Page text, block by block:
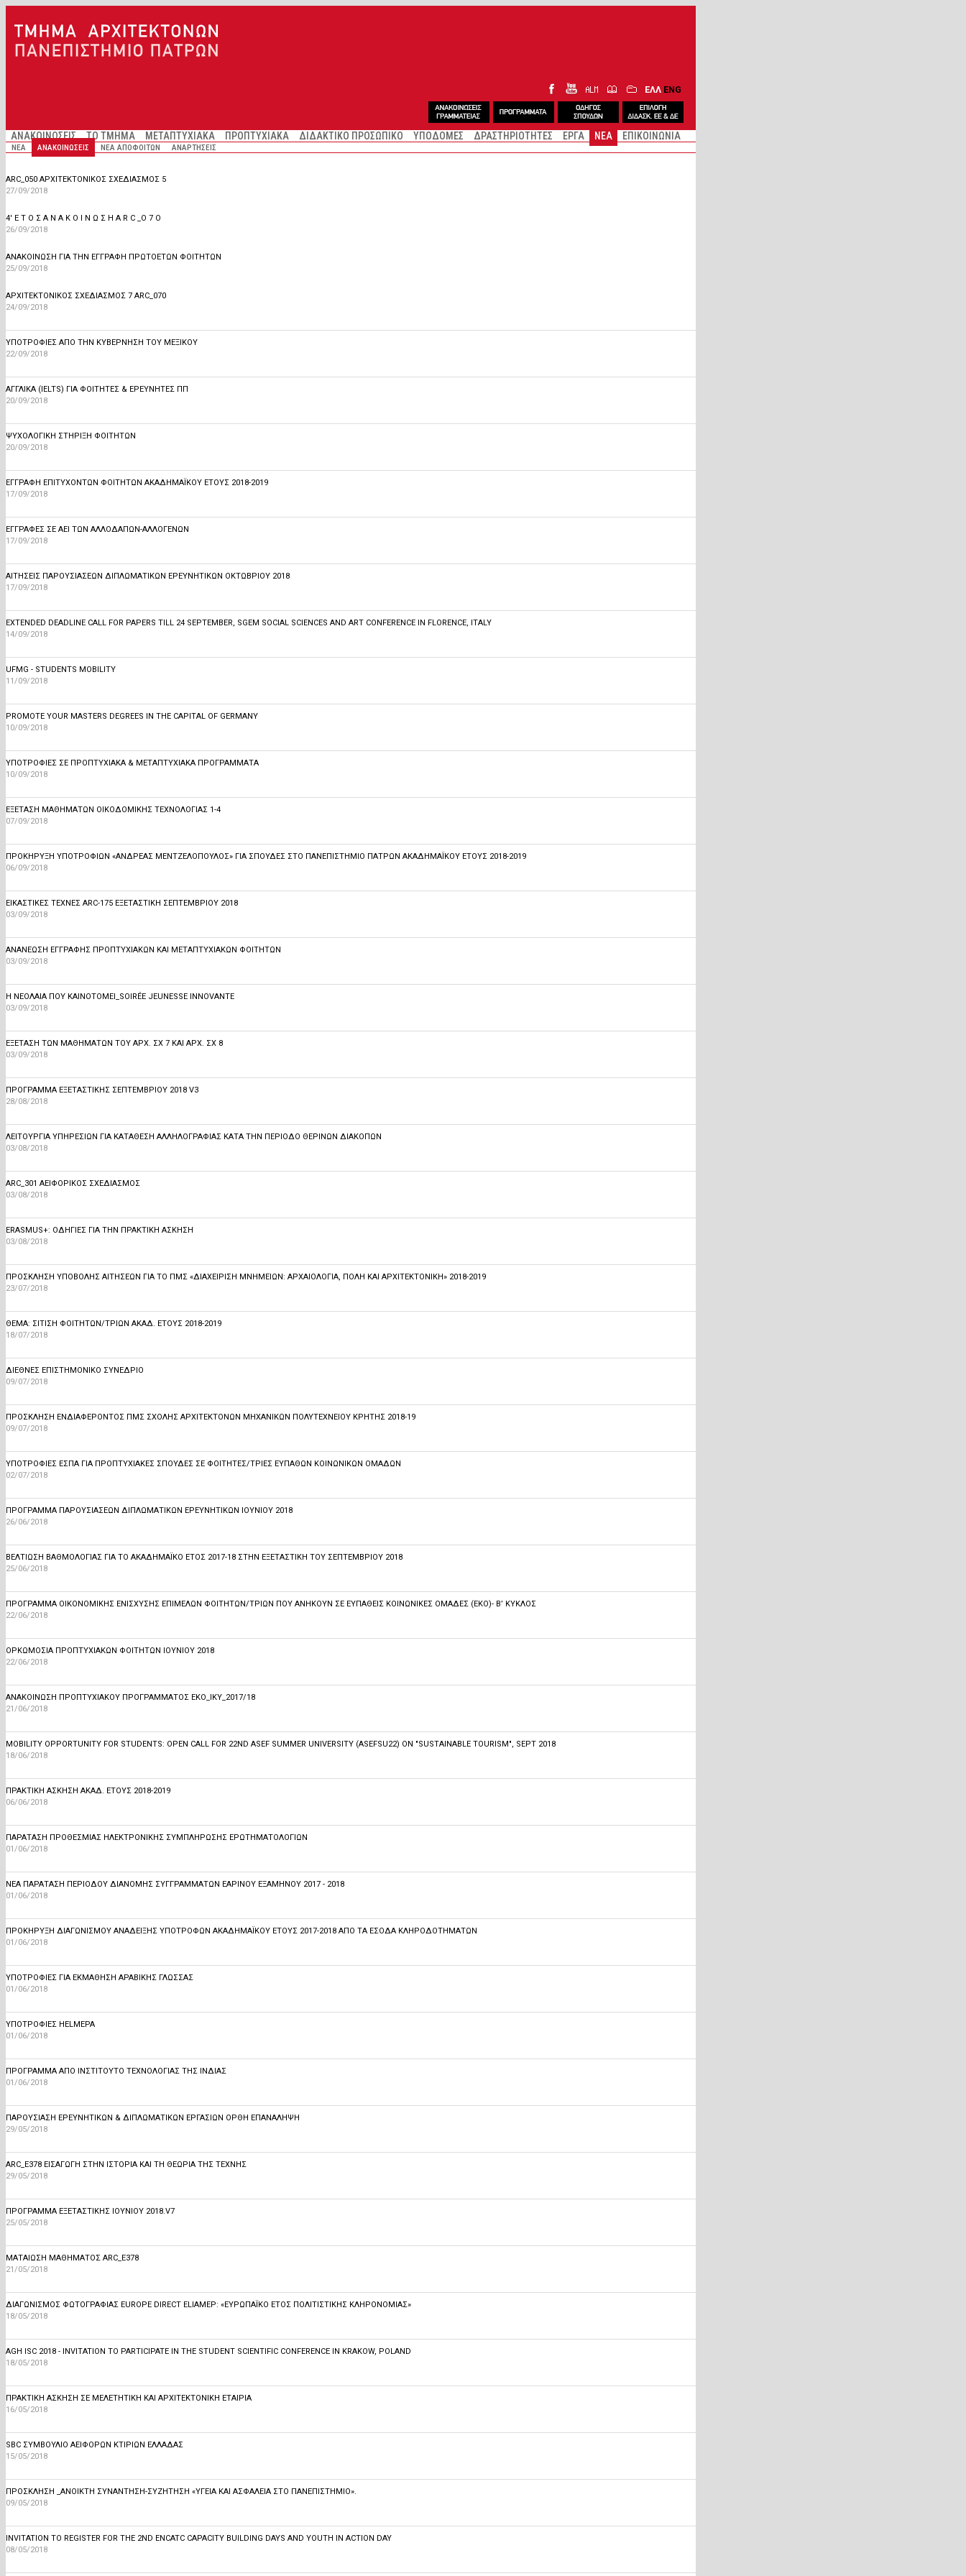
ΕΛΛ ENG
ΑΝΑΚΟΙΝΩΣΕΙΣ ΤΟ ΤΜΗΜΑ ΜΕΤΑΠΤΥΧΙΑΚΑ ΠΡΟΠΤΥΧΙΑΚΑ ΔΙΔΑΚΤΙΚΟ ΠΡΟΣΩΠΙΚΟ ΥΠΟΔΟΜΕΣ ΔΡΑΣΤΗΡΙΟΤΗΤΕΣ ΕΡΓΑ ΝΕΑ ΕΠΙΚΟΙΝΩΝΙΑ
ΝΕΑ ΑΝΑΚΟΙΝΩΣΕΙΣ ΝΕΑ ΑΠΟΦΟΙΤΩΝ ΑΝΑΡΤΗΣΕΙΣ
ARC_050 ΑΡΧΙΤΕΚΤΟΝΙΚΌΣ ΣΧΕΔΙΑΣΜΌΣ 5
27/09/2018
4' Ε Τ Ο Σ Α Ν Α Κ Ο Ι Ν Ω Σ Η A R C _Ο 7 Ο
26/09/2018
ΑΝΑΚΟΙΝΩΣΗ ΓΙΑ ΤΗΝ ΕΓΓΡΑΦΗ ΠΡΩΤΟΕΤΩΝ ΦΟΙΤΗΤΩΝ
25/09/2018
ΑΡΧΙΤΕΚΤΟΝΙΚΟΣ ΣΧΕΔΙΑΣΜΟΣ 7 ARC_070
24/09/2018
ΥΠΟΤΡΟΦΙΕΣ ΑΠΟ ΤΗΝ ΚΥΒΕΡΝΗΣΗ ΤΟΥ ΜΕΞΙΚΟΥ
22/09/2018
ΑΓΓΛΙΚΆ (IELTS) ΓΙΑ ΦΟΙΤΗΤΈΣ & ΕΡΕΥΝΗΤΈΣ ΠΠ
20/09/2018
ΨΥΧΟΛΟΓΙΚΗ ΣΤΗΡΙΞΗ ΦΟΙΤΗΤΩΝ
20/09/2018
ΕΓΓΡΑΦΗ ΕΠΙΤΥΧΟΝΤΩΝ ΦΟΙΤΗΤΩΝ ΑΚΑΔΗΜΑΪΚΟΥ ΕΤΟΥΣ 2018-2019
17/09/2018
ΕΓΓΡΑΦΈΣ ΣΕ ΑΕΙ ΤΩΝ ΑΛΛΟΔΑΠΏΝ-ΑΛΛΟΓΕΝΏΝ
17/09/2018
ΑΙΤΗΣΕΙΣ ΠΑΡΟΥΣΙΑΣΕΩΝ ΔΙΠΛΩΜΑΤΙΚΩΝ ΕΡΕΥΝΗΤΙΚΩΝ ΟΚΤΩΒΡΙΟΥ 2018
17/09/2018
EXTENDED DEADLINE CALL FOR PAPERS TILL 24 SEPTEMBER, SGEM SOCIAL SCIENCES AND ART CONFERENCE IN FLORENCE, ITALY
14/09/2018
UFMG - STUDENTS MOBILITY
11/09/2018
PROMOTE YOUR MASTERS DEGREES IN THE CAPITAL OF GERMANY
10/09/2018
ΥΠΟΤΡΟΦΊΕΣ ΣΕ ΠΡΟΠΤΥΧΙΑΚΆ & ΜΕΤΑΠΤΥΧΙΑΚΆ ΠΡΟΓΡΆΜΜΑΤΑ
10/09/2018
ΕΞΕΤΑΣΗ ΜΑΘΗΜΑΤΩΝ ΟΙΚΟΔΟΜΙΚΗΣ ΤΕΧΝΟΛΟΓΙΑΣ 1-4
07/09/2018
ΠΡΟΚΗΡΥΞΗ ΥΠΟΤΡΟΦΙΩΝ «ΑΝΔΡΕΑΣ ΜΕΝΤΖΕΛΟΠΟΥΛΟΣ» ΓΙΑ ΣΠΟΥΔΈΣ ΣΤΟ ΠΑΝΕΠΙΣΤΉΜΙΟ ΠΑΤΡΏΝ ΑΚΑΔΗΜΑΪΚΟΎ ΈΤΟΥΣ 2018-2019
06/09/2018
ΕΙΚΑΣΤΙΚΕΣ ΤΕΧΝΕΣ ARC-175 ΕΞΕΤΑΣΤΙΚΗ ΣΕΠΤΕΜΒΡΙΟΥ 2018
03/09/2018
ΑΝΑΝΕΩΣΗ ΕΓΓΡΑΦΗΣ ΠΡΟΠΤΥΧΙΑΚΩΝ ΚΑΙ ΜΕΤΑΠΤΥΧΙΑΚΩΝ ΦΟΙΤΗΤΩΝ
03/09/2018
Η ΝΕΟΛΑΊΑ ΠΟΥ ΚΑΙΝΟΤΟΜΕΊ_SOIRÉE JEUNESSE INNOVANTE
03/09/2018
ΕΞΕΤΑΣΗ ΤΩΝ ΜΑΘΗΜΑΤΩΝ ΤΟΥ ΑΡΧ. ΣΧ 7 ΚΑΙ ΑΡΧ. ΣΧ 8
03/09/2018
ΠΡΟΓΡΑΜΜΑ ΕΞΕΤΑΣΤΙΚΗΣ ΣΕΠΤΕΜΒΡΙΟΥ 2018 V3
28/08/2018
ΛΕΙΤΟΥΡΓΙΑ ΥΠΗΡΕΣΙΩΝ ΓΙΑ ΚΑΤΑΘΕΣΗ ΑΛΛΗΛΟΓΡΑΦΙΑΣ ΚΑΤΑ ΤΗΝ ΠΕΡΙΟΔΟ ΘΕΡΙΝΩΝ ΔΙΑΚΟΠΩΝ
03/08/2018
ARC_301 ΑΕΙΦΟΡΙΚΟΣ ΣΧΕΔΙΑΣΜΟΣ
03/08/2018
ERASMUS+: ΟΔΗΓΊΕΣ ΓΙΑ ΤΗΝ ΠΡΑΚΤΙΚΗ ΑΣΚΗΣΗ
03/08/2018
ΠΡΌΣΚΛΗΣΗ ΥΠΟΒΟΛΉΣ ΑΙΤΉΣΕΩΝ ΓΙΑ ΤΟ ΠΜΣ «ΔΙΑΧΕΊΡΙΣΗ ΜΝΗΜΕΊΩΝ: ΑΡΧΑΙΟΛΟΓΊΑ, ΠΌΛΗ ΚΑΙ ΑΡΧΙΤΕΚΤΟΝΙΚΉ» 2018-2019
23/07/2018
ΘΕΜΑ: ΣΊΤΙΣΗ ΦΟΙΤΗΤΏΝ/ΤΡΙΏΝ ΑΚΑΔ. ΈΤΟΥΣ 2018-2019
18/07/2018
ΔΙΕΘΝΕΣ ΕΠΙΣΤΗΜΟΝΙΚΟ ΣΥΝΕΔΡΙΟ
09/07/2018
ΠΡΟΣΚΛΗΣΗ ΕΝΔΙΑΦΕΡΟΝΤΟΣ ΠΜΣ ΣΧΟΛΗΣ ΑΡΧΙΤΕΚΤΟΝΩΝ ΜΗΧΑΝΙΚΩΝ ΠΟΛΥΤΕΧΝΕΙΟΥ ΚΡΗΤΗΣ 2018-19
09/07/2018
ΥΠΟΤΡΟΦΊΕΣ ΕΣΠΑ ΓΙΑ ΠΡΟΠΤΥΧΙΑΚΈΣ ΣΠΟΥΔΈΣ ΣΕ ΦΟΙΤΗΤΈΣ/ΤΡΙΕΣ ΕΥΠΑΘΏΝ ΚΟΙΝΩΝΙΚΏΝ ΟΜΆΔΩΝ
02/07/2018
ΠΡΟΓΡΑΜΜΑ ΠΑΡΟΥΣΙΑΣΕΩΝ ΔΙΠΛΩΜΑΤΙΚΩΝ ΕΡΕΥΝΗΤΙΚΩΝ ΙΟΥΝΙΟΥ 2018
26/06/2018
ΒΕΛΤΙΩΣΗ ΒΑΘΜΟΛΟΓΙΑΣ ΓΙΑ ΤΟ ΑΚΑΔΗΜΑΪΚΟ ΕΤΟΣ 2017-18 ΣΤΗΝ ΕΞΕΤΑΣΤΙΚΗ ΤΟΥ ΣΕΠΤΕΜΒΡΙΟΥ 2018
25/06/2018
ΠΡΌΓΡΑΜΜΑ ΟΙΚΟΝΟΜΙΚΉΣ ΕΝΊΣΧΥΣΗΣ ΕΠΙΜΕΛΏΝ ΦΟΙΤΗΤΏΝ/ΤΡΙΏΝ ΠΟΥ ΑΝΉΚΟΥΝ ΣΕ ΕΥΠΑΘΕΊΣ ΚΟΙΝΩΝΙΚΈΣ ΟΜΆΔΕΣ (ΕΚΟ)- Β’ ΚΎΚΛΟΣ
22/06/2018
ΟΡΚΩΜΟΣΙΑ ΠΡΟΠΤΥΧΙΑΚΩΝ ΦΟΙΤΗΤΩΝ ΙΟΥΝΙΟΥ 2018
22/06/2018
ΑΝΑΚΟΊΝΩΣΗ ΠΡΟΠΤΥΧΙΑΚΟΎ ΠΡΟΓΡΑΜΜΆΤΟΣ ΕΚΟ_ΙΚΥ_2017/18
21/06/2018
MOBILITY OPPORTUNITY FOR STUDENTS: OPEN CALL FOR 22ND ASEF SUMMER UNIVERSITY (ASEFSU22) ON "SUSTAINABLE TOURISM", SEPT 2018
18/06/2018
ΠΡΑΚΤΙΚΉ ΆΣΚΗΣΗ ΑΚΑΔ. ΈΤΟΥΣ 2018-2019
06/06/2018
ΠΑΡΆΤΑΣΗ ΠΡΟΘΕΣΜΊΑΣ ΗΛΕΚΤΡΟΝΙΚΉΣ ΣΥΜΠΛΉΡΩΣΗΣ ΕΡΩΤΗΜΑΤΟΛΟΓΊΩΝ
01/06/2018
ΝΈΑ ΠΑΡΆΤΑΣΗ ΠΕΡΙΌΔΟΥ ΔΙΑΝΟΜΉΣ ΣΥΓΓΡΑΜΜΆΤΩΝ ΕΑΡΙΝΟΎ ΕΞΑΜΉΝΟΥ 2017 - 2018
01/06/2018
ΠΡΟΚΉΡΥΞΗ ΔΙΑΓΩΝΙΣΜΟΎ ΑΝΆΔΕΙΞΗΣ ΥΠΟΤΡΌΦΩΝ ΑΚΑΔΗΜΑΪΚΟΎ ΈΤΟΥΣ 2017-2018 ΑΠΌ ΤΑ ΈΣΟΔΑ ΚΛΗΡΟΔΟΤΗΜΆΤΩΝ
01/06/2018
ΥΠΟΤΡΟΦΊΕΣ ΓΙΑ ΕΚΜΆΘΗΣΗ ΑΡΑΒΙΚΉΣ ΓΛΏΣΣΑΣ
01/06/2018
ΥΠΟΤΡΟΦΙΕΣ HELMEPA
01/06/2018
ΠΡΟΓΡΑΜΜΑ ΑΠΌ ΙΝΣΤΙΤΟΥΤΟ ΤΕΧΝΟΛΟΓΙΑΣ ΤΗΣ ΙΝΔΙΑΣ
01/06/2018
ΠΑΡΟΥΣΙΑΣΗ ΕΡΕΥΝΗΤΙΚΩΝ & ΔΙΠΛΩΜΑΤΙΚΩΝ ΕΡΓΑΣΙΩΝ ΟΡΘΗ ΕΠΑΝΑΛΗΨΗ
29/05/2018
ARC_E378 ΕΙΣΑΓΩΓΉ ΣΤΗΝ ΙΣΤΟΡΊΑ ΚΑΙ ΤΗ ΘΕΩΡΊΑ ΤΗΣ ΤΈΧΝΗΣ
29/05/2018
ΠΡΟΓΡΑΜΜΑ ΕΞΕΤΑΣΤΙΚΗΣ ΙΟΥΝΙΟΥ 2018.V7
25/05/2018
ΜΑΤΑΙΩΣΗ ΜΑΘΗΜΑΤΟΣ ARC_E378
21/05/2018
ΔΙΑΓΩΝΙΣΜΌΣ ΦΩΤΟΓΡΑΦΊΑΣ EUROPE DIRECT ELIAMEP: «ΕΥΡΩΠΑΪΚΌ ΈΤΟΣ ΠΟΛΙΤΙΣΤΙΚΉΣ ΚΛΗΡΟΝΟΜΙΆΣ»
18/05/2018
AGH ISC 2018 - INVITATION TO PARTICIPATE IN THE STUDENT SCIENTIFIC CONFERENCE IN KRAKOW, POLAND
18/05/2018
ΠΡΑΚΤΙΚΗ ΑΣΚΗΣΗ ΣΕ MEΛΕΤΗΤΙΚΗ ΚΑΙ ΑΡΧΙΤΕΚΤΟΝΙΚΗ ΕΤΑΙΡΙΑ
16/05/2018
SBC ΣΥΜΒΟΥΛΙΟ ΑΕΙΦΟΡΩΝ ΚΤΙΡΙΩΝ ΕΛΛΑΔΑΣ
15/05/2018
ΠΡΟΣΚΛΗΣΗ _ΑΝΟΙΚΤΉ ΣΥΝΆΝΤΗΣΗ-ΣΥΖΉΤΗΣΗ «ΥΓΕΊΑ ΚΑΙ ΑΣΦΆΛΕΙΑ ΣΤΟ ΠΑΝΕΠΙΣΤΉΜΙΟ».
09/05/2018
INVITATION TO REGISTER FOR THE 2ND ENCATC CAPACITY BUILDING DAYS AND YOUTH IN ACTION DAY
08/05/2018